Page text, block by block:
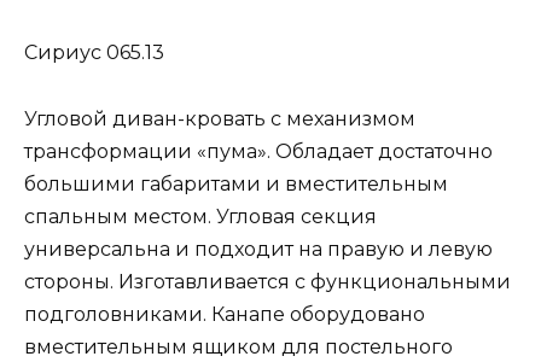
Сириус 065.13
Угловой диван-кровать с механизмом
трансформации «пума». Обладает достаточно
большими габаритами и вместительным
спальным местом. Угловая секция
универсальна и подходит на правую и левую
стороны. Изготавливается с функциональными
подголовниками. Канапе оборудовано
вместительным ящиком для постельного